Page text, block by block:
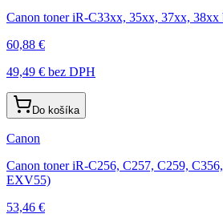
Canon toner iR-C33xx, 35xx, 37xx,
60,88 €
49,49 € bez DPH
Do košíka
Canon
Canon toner iR-C256, C257, C259,
EXV55)
53,46 €